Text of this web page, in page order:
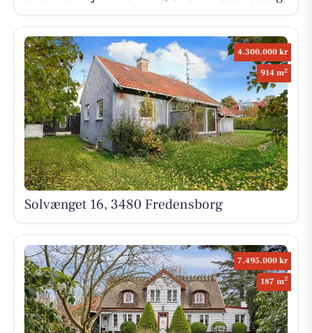
4.300.000 kr
914 m2
Solvænget 16, 3480 Fredensborg
7.495.000 kr
187 m2